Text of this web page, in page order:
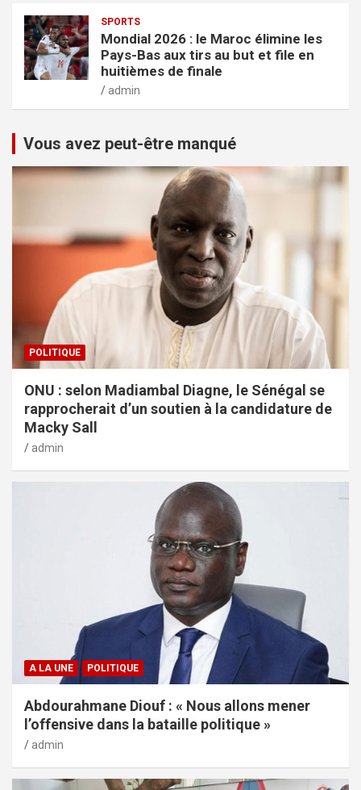
SPORTS
Mondial 2026 : le Maroc élimine les
Pays-Bas aux tirs au but et file en
huitièmes de finale
admin
Vous avez peut-être manqué
POLITIQUE
ONU : selon Madiambal Diagne, le Sénégal se
rapprocherait d’un soutien à la candidature de
Macky Sall
admin
A LA UNE POLITIQUE
Abdourahmane Diouf : « Nous allons mener
l’offensive dans la bataille politique »
admin